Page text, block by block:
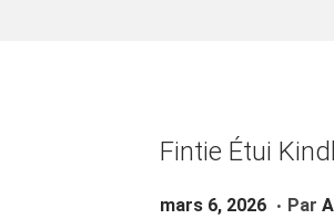
V
G
T
N
Fintie Étui
P
Mars 6, 2026 M. Par